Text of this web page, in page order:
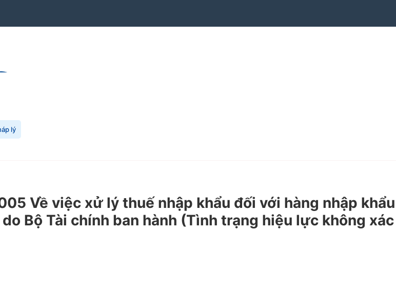
lý
Về việc xử lý thuế nhập khẩu đối với hàng nhập khẩu
Bộ Tài chính ban hành (Tình trạng hiệu lực không xác